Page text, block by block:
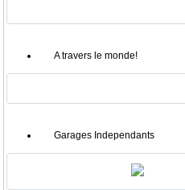
A travers le monde!
Garages Independants